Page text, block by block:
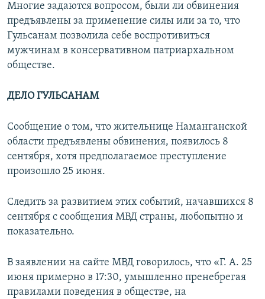
Многие задаются вопросом, были ли обвинения
предъявлены за применение силы или за то, что
Гульсанам позволила себе воспротивиться
мужчинам в консервативном патриархальном
обществе.
ДЕЛО ГУЛЬСАНАМ
Сообщение о том, что жительнице Наманганской
области предъявлены обвинения, появилось 8
сентября, хотя предполагаемое преступление
произошло 25 июня.
Следить за развитием этих событий, начавшихся 8
сентября с сообщения МВД страны, любопытно и
показательно.
В заявлении на сайте МВД говорилось, что «Г. А. 25
июня примерно в 17:30, умышленно пренебрегая
правилами поведения в обществе, на